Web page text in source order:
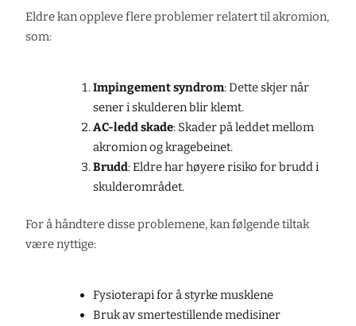
Eldre kan oppleve flere problemer relatert til akromion,
som:
Impingement syndrom: Dette skjer når
sener i skulderen blir klemt.
AC-ledd skade: Skader på leddet mellom
akromion og kragebeinet.
Brudd: Eldre har høyere risiko for brudd i
skulderområdet.
For å håndtere disse problemene, kan følgende tiltak
være nyttige:
Fysioterapi for å styrke musklene
Bruk av smertestillende medisiner